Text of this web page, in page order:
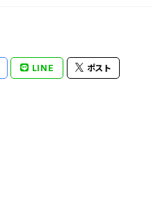
LINE ポスト